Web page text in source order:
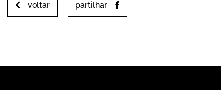
voltar partilhar